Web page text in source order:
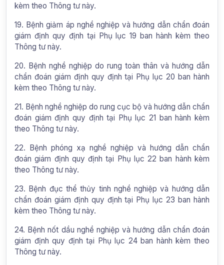
kèm theo Thông tư này.
19. Bệnh giảm áp nghề nghiệp và hướng dẫn chẩn đoán
giám định quy định tại Phụ lục 19 ban hành kèm theo
Thông tư này.
20. Bệnh nghề nghiệp do rung toàn thân và hướng dẫn
chẩn đoán giám định quy định tại Phụ lục 20 ban hành
kèm theo Thông tư này.
21. Bệnh nghề nghiệp do rung cục bộ và hướng dẫn chẩn
đoán giám định quy định tại Phụ lục 21 ban hành kèm
theo Thông tư này.
22. Bệnh phóng xạ nghề nghiệp và hướng dẫn chẩn
đoán giám định quy định tại Phụ lục 22 ban hành kèm
theo Thông tư này.
23. Bệnh đục thể thủy tinh nghề nghiệp và hướng dẫn
chẩn đoán giám định quy định tại Phụ lục 23 ban hành
kèm theo Thông tư này.
24. Bệnh nốt dầu nghề nghiệp và hướng dẫn chẩn đoán
giám định quy định tại Phụ lục 24 ban hành kèm theo
Thông tư này.